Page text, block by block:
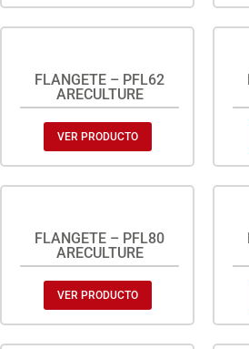
FLANGETE – PFL62
ARECULTURE
VER PRODUCTO
FLANGETE – PFL80
ARECULTURE
VER PRODUCTO